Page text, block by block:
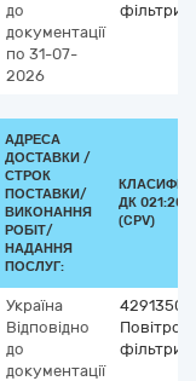
до
документації
по 31-07-
2026
фільтри
АДРЕСА
ДОСТАВКИ /
СТРОК
ПОСТАВКИ/
ВИКОНАННЯ
РОБІТ/
НАДАННЯ
ПОСЛУГ:
ДК
(CPV)
Україна
Відповідно
до
документації
фільтри